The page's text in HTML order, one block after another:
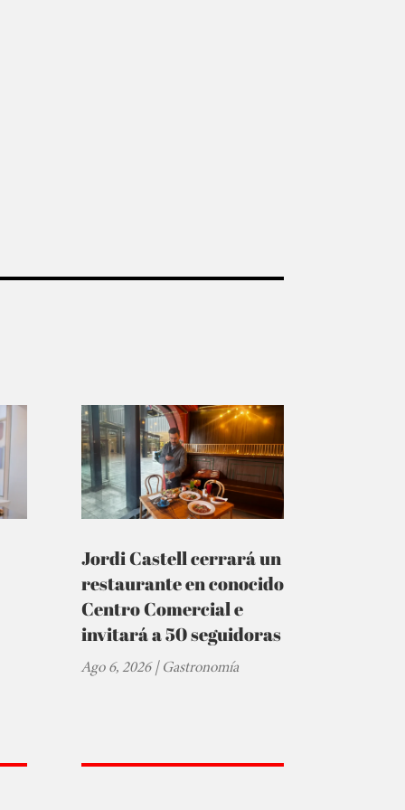
Jordi Castell cerrará un
restaurante en conocido
Centro Comercial e
invitará a 50 seguidoras
Ago 6, 2026|Gastronomía